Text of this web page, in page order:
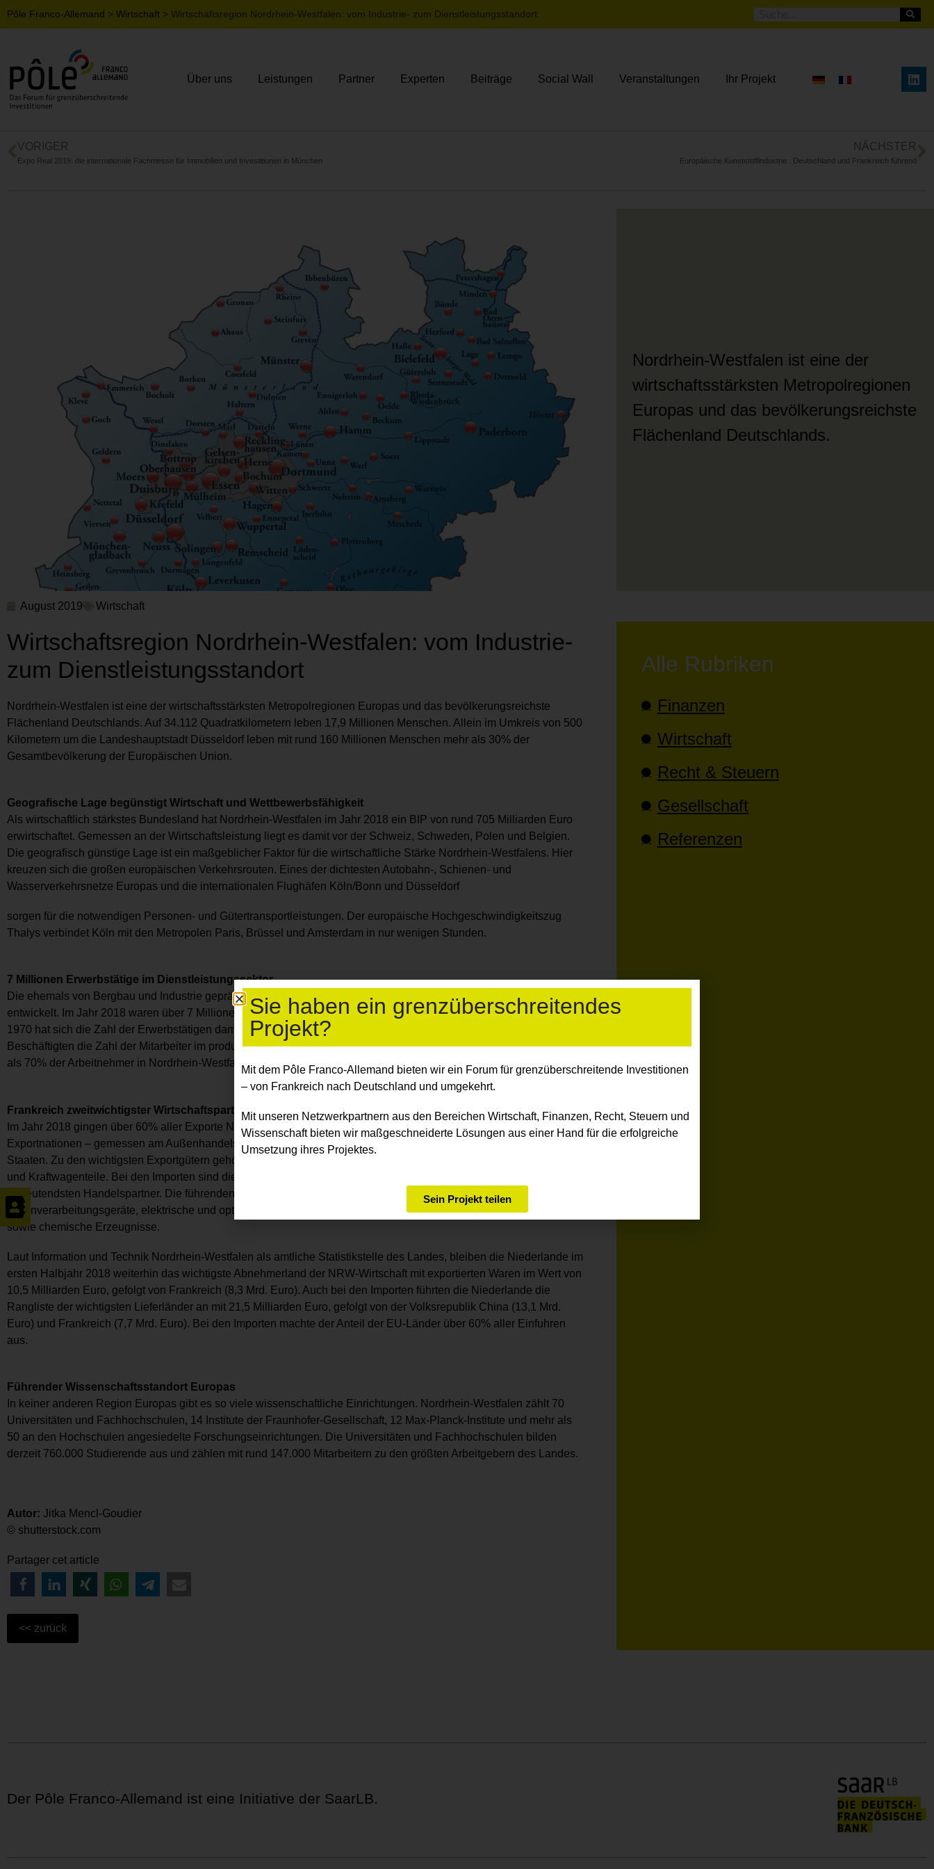
Pôle Franco-Allemand > Wirtschaft > Wirtschaftsregion Nordrhein-Westfalen: vom Industrie- zum Dienstleistungsstandort
Über uns Leistungen Partner Experten Beiträge Social Wall Veranstaltungen Ihr Projekt
VORIGER
Expo Real 2019: die internationale Fachmesse für Immobilien und Investitionen in München
NÄCHSTER
Europäische Kunststoffindustrie : Deutschland und Frankreich führend
Nordrhein-Westfalen ist eine der
wirtschaftsstärksten Metropolregionen
Europas und das bevölkerungsreichste
Flächenland Deutschlands.
August 2019 Wirtschaft
Wirtschaftsregion Nordrhein-Westfalen: vom Industrie-
zum Dienstleistungsstandort
Nordrhein-Westfalen ist eine der wirtschaftsstärksten Metropolregionen Europas und das bevölkerungsreichste
Flächenland Deutschlands. Auf 34.112 Quadratkilometern leben 17,9 Millionen Menschen. Allein im Umkreis von 500
Kilometern um die Landeshauptstadt Düsseldorf leben mit rund 160 Millionen Menschen mehr als 30% der
Gesamtbevölkerung der Europäischen Union.
Geografische Lage begünstigt Wirtschaft und Wettbewerbsfähigkeit
Als wirtschaftlich stärkstes Bundesland hat Nordrhein-Westfalen im Jahr 2018 ein BIP von rund 705 Milliarden Euro
erwirtschaftet. Gemessen an der Wirtschaftsleistung liegt es damit vor der Schweiz, Schweden, Polen und Belgien.
Die geografisch günstige Lage ist ein maßgeblicher Faktor für die wirtschaftliche Stärke Nordrhein-Westfalens. Hier
kreuzen sich die großen europäischen Verkehrsrouten. Eines der dichtesten Autobahn-, Schienen- und
Wasserverkehrsnetze Europas und die internationalen Flughäfen Köln/Bonn und Düsseldorf
sorgen für die notwendigen Personen- und Gütertransportleistungen. Der europäische Hochgeschwindigkeitszug
Thalys verbindet Köln mit den Metropolen Paris, Brüssel und Amsterdam in nur wenigen Stunden.
7 Millionen Erwerbstätige im Dienstleistungssektor
Die ehemals von Bergbau und Industrie geprägte Region hat sich zu einem modernen Dienstleistungsstandort
entwickelt. Im Jahr 2018 waren über 7 Millionen Erwerbstätige im Dienstleistungssektor beschäftigt. Im Vergleich zu
1970 hat sich die Zahl der Erwerbstätigen damit mehr als verdoppelt. Gleichzeitig hat sich mit zwei Millionen
Beschäftigten die Zahl der Mitarbeiter im produzierenden Gewerbe nahezu halbiert. 99% der Unternehmen und mehr
als 70% der Arbeitnehmer in Nordrhein-Westfalen gehören zum Mittelstand.
Frankreich zweitwichtigster Wirtschaftspartner
Im Jahr 2018 gingen über 60% aller Exporte Nordrhein-Westfalens in die EU-Länder. Die bedeutendsten
Exportnationen – gemessen am Außenhandelsvolumen – sind die Niederlande, Frankreich und die Vereinigten
Staaten. Zu den wichtigsten Exportgütern gehören chemische Erzeugnisse, Maschinen, Metalle sowie Kraftwagen
und Kraftwagenteile. Bei den Importen sind die Niederlande, die Volksrepublik China und Frankreich die
bedeutendsten Handelspartner. Die führenden Importgüter sind Kraftwagen und Kraftwagenteile, Metalle,
Datenverarbeitungsgeräte, elektrische und optische Erzeugnisse, elektrische und optische Erzeugnisse, Metalle
sowie chemische Erzeugnisse.
Laut Information und Technik Nordrhein-Westfalen als amtliche Statistikstelle des Landes, bleiben die Niederlande im
ersten Halbjahr 2018 weiterhin das wichtigste Abnehmerland der NRW-Wirtschaft mit exportierten Waren im Wert von
10,5 Milliarden Euro, gefolgt von Frankreich (8,3 Mrd. Euro). Auch bei den Importen führten die Niederlande die
Rangliste der wichtigsten Lieferländer an mit 21,5 Milliarden Euro, gefolgt von der Volksrepublik China (13,1 Mrd.
Euro) und Frankreich (7,7 Mrd. Euro). Bei den Importen machte der Anteil der EU-Länder über 60% aller Einfuhren
aus.
Führender Wissenschaftsstandort Europas
In keiner anderen Region Europas gibt es so viele wissenschaftliche Einrichtungen. Nordrhein-Westfalen zählt 70
Universitäten und Fachhochschulen, 14 Institute der Fraunhofer-Gesellschaft, 12 Max-Planck-Institute und mehr als
50 an den Hochschulen angesiedelte Forschungseinrichtungen. Die Universitäten und Fachhochschulen bilden
derzeit 760.000 Studierende aus und zählen mit rund 147.000 Mitarbeitern zu den größten Arbeitgebern des Landes.
Autor: Jitka Mencl-Goudier
© shutterstock.com
Partager cet article
Alle Rubriken
Finanzen
Wirtschaft
Recht & Steuern
Gesellschaft
Referenzen
Der Pôle Franco-Allemand ist eine Initiative der SaarLB.
Sie haben ein grenzüberschreitendes
Projekt?
Mit dem Pôle Franco-Allemand bieten wir ein Forum für grenzüberschreitende Investitionen
– von Frankreich nach Deutschland und umgekehrt.
Mit unseren Netzwerkpartnern aus den Bereichen Wirtschaft, Finanzen, Recht, Steuern und
Wissenschaft bieten wir maßgeschneiderte Lösungen aus einer Hand für die erfolgreiche
Umsetzung ihres Projektes.
Sein Projekt teilen